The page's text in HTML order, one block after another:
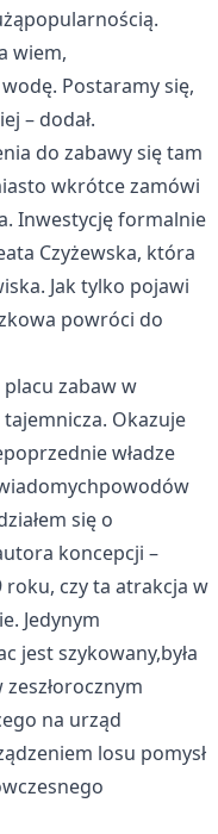
wiem,
Postaramy się,
– dodał.
do zabawy się tam
wkrótce zamówi
Inwestycję formalnie
Czyżewska, która
Jak tylko pojawi
powróci do
zabaw w
Okazuje
władze
się o
koncepcji –
roku, czy ta atrakcja w
Jedynym
jest szykowany,była
na urząd
losu pomysł